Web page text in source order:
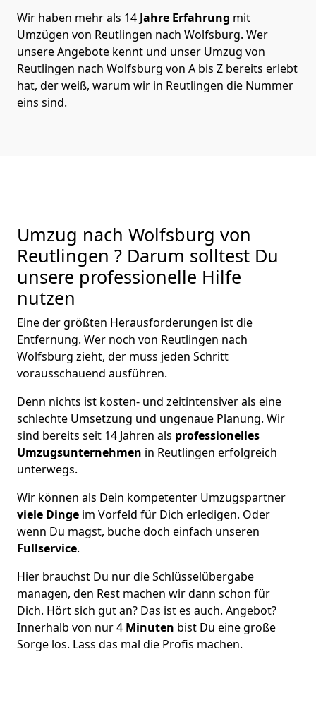
Wir haben mehr als 14 Jahre Erfahrung mit
Umzügen von Reutlingen nach Wolfsburg. Wer
unsere Angebote kennt und unser Umzug von
Reutlingen nach Wolfsburg von A bis Z bereits erlebt
hat, der weiß, warum wir in Reutlingen die Nummer
eins sind.
Umzug nach Wolfsburg von
Reutlingen ? Darum solltest Du
unsere professionelle Hilfe
nutzen
Eine der größten Herausforderungen ist die
Entfernung. Wer noch von Reutlingen nach
Wolfsburg zieht, der muss jeden Schritt
vorausschauend ausführen.
Denn nichts ist kosten- und zeitintensiver als eine
schlechte Umsetzung und ungenaue Planung. Wir
sind bereits seit 14 Jahren als professionelles
Umzugsunternehmen in Reutlingen erfolgreich
unterwegs.
Wir können als Dein kompetenter Umzugspartner
viele Dinge im Vorfeld für Dich erledigen. Oder
wenn Du magst, buche doch einfach unseren
Fullservice.
Hier brauchst Du nur die Schlüsselübergabe
managen, den Rest machen wir dann schon für
Dich. Hört sich gut an? Das ist es auch. Angebot?
Innerhalb von nur 4 Minuten bist Du eine große
Sorge los. Lass das mal die Profis machen.